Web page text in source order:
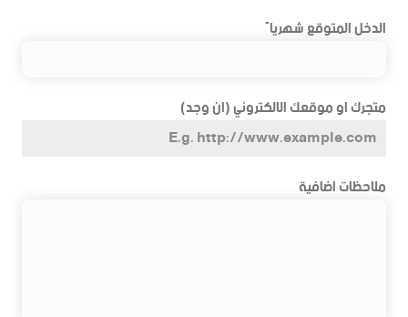
الدخل المتوقع شهرياً
متجرك او موقعك الالكتروني (ان وجد)
ملاحظات اضافية